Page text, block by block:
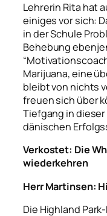
Lehrerin Rita hat
einiges vor sich:
in der Schule
Behebung
Marijuana, eine
bleibt von nichts
freuen sich über
Tiefgang in
dänischen
Verkostet: Die
wiederkehren
Herr Martinsen:
Die Highland